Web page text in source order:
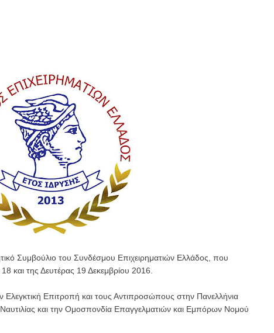
Συμβούλιο του Συνδέσμου Επιχειρηματιών Ελλάδος, που
και της Δευτέρας 19 Δεκεμβρίου 2016.
Ελεγκτική Επιτροπή και τους Αντιπροσώπους στην Πανελλήνια
και την Ομοσπονδία Επαγγελματιών και Εμπόρων Νομού